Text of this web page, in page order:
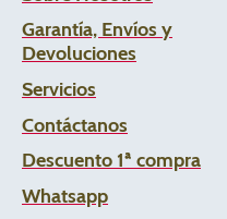
Garantía, Envíos y
Devoluciones
Servicios
Contáctanos
Descuento 1ª compra
Whatsapp